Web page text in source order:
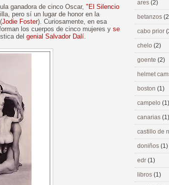
ganadora de cinco Oscar, "El Silencio
pero sí un lugar de honor en la
Jodie Foster). Curiosamente, en esa
los cuerpos de cinco mujeres y se
del genial Salvador Dalí
ares (2)
betanzos
cabo prior
chelo (2)
goente (2)
helmet
boston (1)
campelo (1)
canarias (1)
castillo de
doniños (1)
edr (1)
libros (1)